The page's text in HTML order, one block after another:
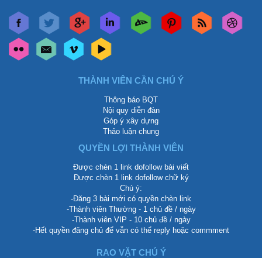
THÀNH VIÊN CẦN CHÚ Ý
Thông báo BQT
Nội quy diễn đàn
Góp ý xây dựng
Thảo luận chung
QUYỀN LỢI THÀNH VIÊN
Được chèn 1 link dofollow bài viết
Được chèn 1 link dofollow chữ ký
Chú ý:
-Đăng 3 bài mới có quyền chèn link
-Thành viên Thường - 1 chủ đề / ngày
-Thành viên VIP - 10 chủ đề / ngày
-Hết quyền đăng chủ để vẫn có thể reply hoặc commment
RAO VẶT CHÚ Ý